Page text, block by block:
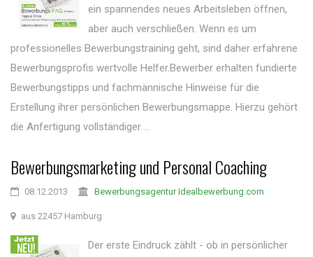
ein spannendes neues Arbeitsleben öffnen,
aber auch verschließen. Wenn es um
professionelles Bewerbungstraining geht, sind daher erfahrene
Bewerbungsprofis wertvolle Helfer.Bewerber erhalten fundierte
Bewerbungstipps und fachmännische Hinweise für die
Erstellung ihrer persönlichen Bewerbungsmappe. Hierzu gehört
die Anfertigung vollständiger ...
Bewerbungsmarketing und Personal Coaching
08.12.2013 Bewerbungsagentur Idealbewerbung.com
aus 22457 Hamburg
Der erste Eindruck zählt - ob in persönlicher